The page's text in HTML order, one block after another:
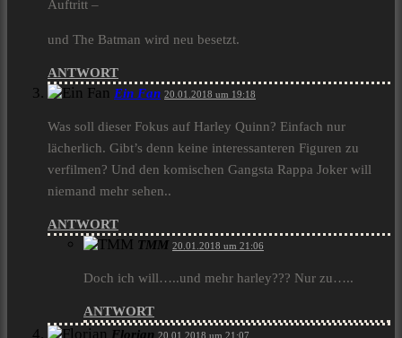
Auftritt –
und The Batman wird neu besetzt.
ANTWORT
Ein Fan 20.01.2018 um 19:18
Was soll dieser Fokus auf Harley Quinn? Einfach nur
lächerlich. Gibt’s denn keine interessanteren Figuren zu
verfilmen? Und den komischen Gangsta Rappa Joker will
niemand mehr sehen..
ANTWORT
TMM 20.01.2018 um 21:06
Doch ich will…..und mehr harley??? Nur zu…..
ANTWORT
Florian 20.01.2018 um 21:07